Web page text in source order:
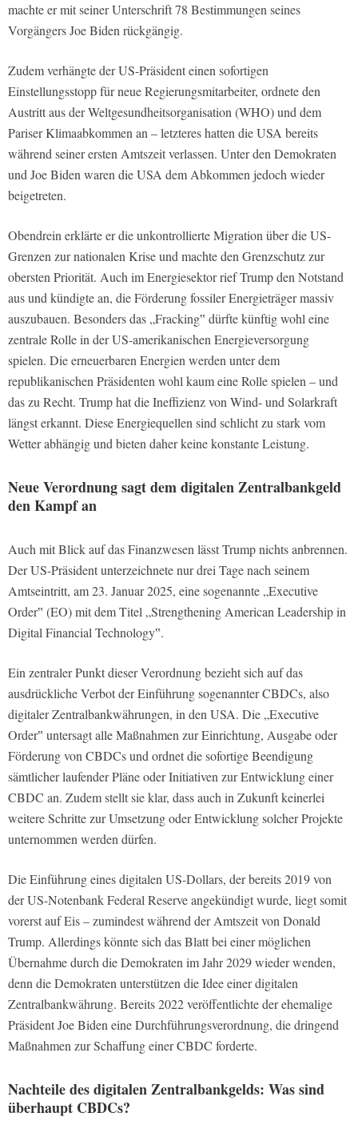
machte er mit seiner Unterschrift 78 Bestimmungen seines
Vorgängers Joe Biden rückgängig.
Zudem verhängte der US-Präsident einen sofortigen
Einstellungsstopp für neue Regierungsmitarbeiter, ordnete den
Austritt aus der Weltgesundheitsorganisation (WHO) und dem
Pariser Klimaabkommen an – letzteres hatten die USA bereits
während seiner ersten Amtszeit verlassen. Unter den Demokraten
und Joe Biden waren die USA dem Abkommen jedoch wieder
beigetreten.
Obendrein erklärte er die unkontrollierte Migration über die US-
Grenzen zur nationalen Krise und machte den Grenzschutz zur
obersten Priorität. Auch im Energiesektor rief Trump den Notstand
aus und kündigte an, die Förderung fossiler Energieträger massiv
auszubauen. Besonders das „Fracking‟ dürfte künftig wohl eine
zentrale Rolle in der US-amerikanischen Energieversorgung
spielen. Die erneuerbaren Energien werden unter dem
republikanischen Präsidenten wohl kaum eine Rolle spielen – und
das zu Recht. Trump hat die Ineffizienz von Wind- und Solarkraft
längst erkannt. Diese Energiequellen sind schlicht zu stark vom
Wetter abhängig und bieten daher keine konstante Leistung.
Neue Verordnung sagt dem digitalen Zentralbankgeld
den Kampf an
Auch mit Blick auf das Finanzwesen lässt Trump nichts anbrennen.
Der US-Präsident unterzeichnete nur drei Tage nach seinem
Amtseintritt, am 23. Januar 2025, eine sogenannte „Executive
Order‟ (EO) mit dem Titel „Strengthening American Leadership in
Digital Financial Technology‟.
Ein zentraler Punkt dieser Verordnung bezieht sich auf das
ausdrückliche Verbot der Einführung sogenannter CBDCs, also
digitaler Zentralbankwährungen, in den USA. Die „Executive
Order‟ untersagt alle Maßnahmen zur Einrichtung, Ausgabe oder
Förderung von CBDCs und ordnet die sofortige Beendigung
sämtlicher laufender Pläne oder Initiativen zur Entwicklung einer
CBDC an. Zudem stellt sie klar, dass auch in Zukunft keinerlei
weitere Schritte zur Umsetzung oder Entwicklung solcher Projekte
unternommen werden dürfen.
Die Einführung eines digitalen US-Dollars, der bereits 2019 von
der US-Notenbank Federal Reserve angekündigt wurde, liegt somit
vorerst auf Eis – zumindest während der Amtszeit von Donald
Trump. Allerdings könnte sich das Blatt bei einer möglichen
Übernahme durch die Demokraten im Jahr 2029 wieder wenden,
denn die Demokraten unterstützen die Idee einer digitalen
Zentralbankwährung. Bereits 2022 veröffentlichte der ehemalige
Präsident Joe Biden eine Durchführungsverordnung, die dringend
Maßnahmen zur Schaffung einer CBDC forderte.
Nachteile des digitalen Zentralbankgelds: Was sind
überhaupt CBDCs?